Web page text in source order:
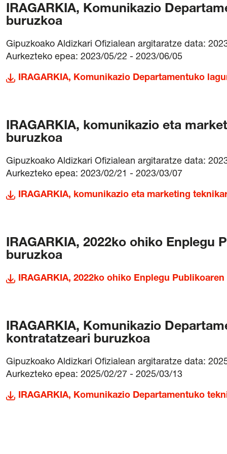
IRAGARKIA, Komunikazio
buruzkoa
Gipuzkoako Aldizkari Ofizialean argitaratze data:
Aurkezteko epea: 2023/05/22 - 2023/06/05
IRAGARKIA, Komunikazio Departamentuko
IRAGARKIA, komunikazio eta
buruzkoa
Gipuzkoako Aldizkari Ofizialean argitaratze data:
Aurkezteko epea: 2023/02/21 - 2023/03/07
IRAGARKIA, komunikazio eta marketing
IRAGARKIA, 2022ko ohiko Enplegu
buruzkoa
IRAGARKIA, 2022ko ohiko Enplegu
IRAGARKIA, Komunikazio
kontratatzeari buruzkoa
Gipuzkoako Aldizkari Ofizialean argitaratze data:
Aurkezteko epea: 2025/02/27 - 2025/03/13
IRAGARKIA, Komunikazio Departamentuko